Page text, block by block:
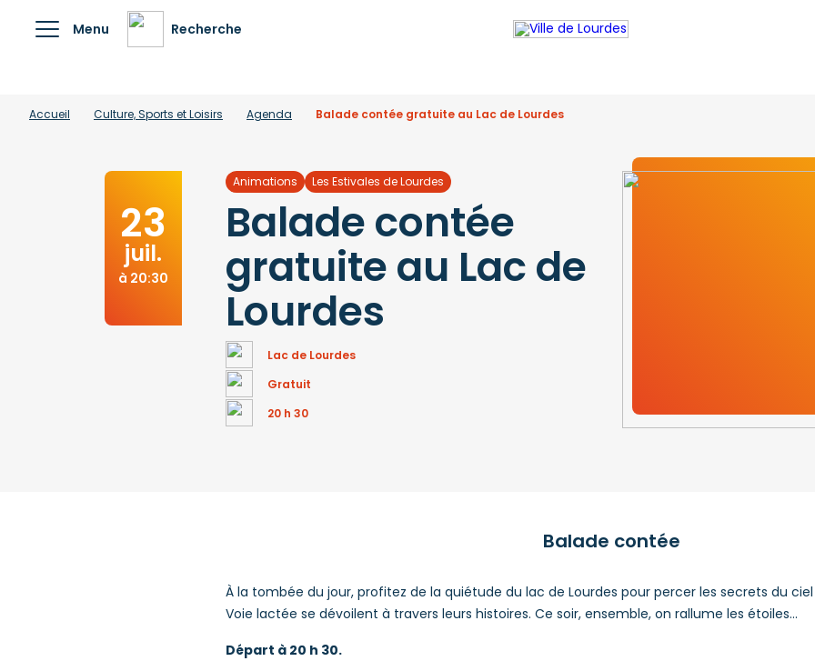
Menu Recherche
Accueil Culture, Sports et Loisirs Agenda Balade contée gratuite au Lac de Lourdes
23
juil.
à 20:30
Animations Les Estivales de Lourdes
Balade contée
gratuite au Lac de
Lourdes
Lac de Lourdes
Gratuit
20 h 30
Balade contée
À la tombée du jour, profitez de la quiétude du lac de Lourdes pour percer les secrets du
Voie lactée se dévoilent à travers leurs histoires. Ce soir, ensemble, on rallume les étoiles…
Départ à 20 h 30.